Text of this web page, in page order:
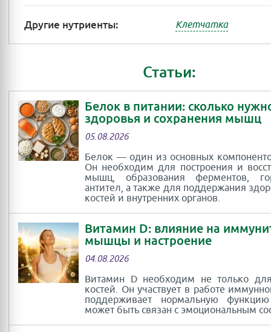
Другие нутриенты: Клетчатка
Статьи:
Белок в питании: сколько
здоровья и сохранения мышц
05.08.2026
Белок — один из основных
Он необходим для построения и
мышц, образования ферментов,
антител, а также для поддержания
костей и внутренних органов.
Витамин D: влияние на
мышцы и настроение
04.08.2026
Витамин D необходим не только
костей. Он участвует в работе
поддерживает нормальную
может быть связан с эмоциональным